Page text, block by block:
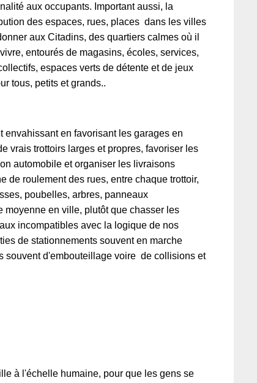
aux occupants. Important aussi, la
des espaces, rues, places dans les villes
aux Citadins, des quartiers calmes où il
entourés de magasins, écoles, services,
espaces verts de détente et de jeux
tous, petits et grands..
en favorisant les garages en
vrais trottoirs larges et propres, favoriser les
automobile et organiser les livraisons
de roulement des rues, entre chaque trottoir,
poubelles, arbres, panneaux
en ville, plutôt que chasser les
incompatibles avec la logique de nos
de stationnements souvent en marche
souvent d'embouteillage voire de collisions et
à l'échelle humaine, pour que les gens se